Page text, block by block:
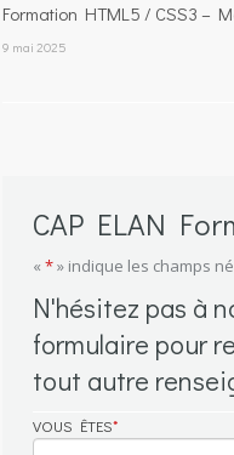
Formation HTML5 / CSS3 –
9 mai 2025
CAP ELAN
« *» indique les champs
N'hésitez pas à
formulaire pour
tout autre
VOUS ÊTES*